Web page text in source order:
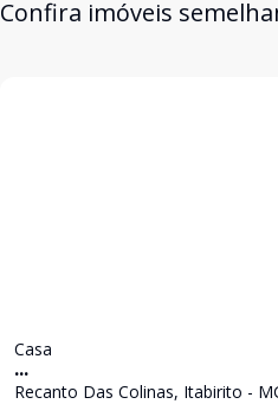
Confira imóveis
Casa
...
Recanto Das Colinas, Itabirito -